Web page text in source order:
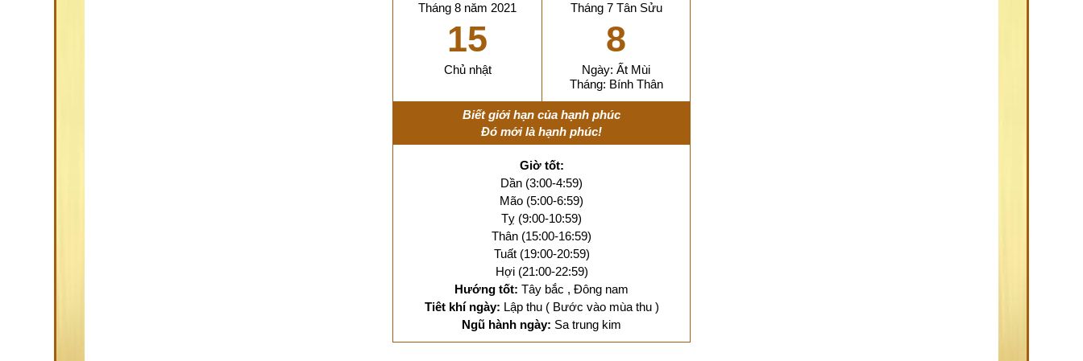
Tháng 8 năm 2021
15
Chủ nhật
Tháng 7 Tân Sửu
8
Ngày: Ất Mùi
Tháng: Bính Thân
Biết giới hạn của hạnh phúc
Đó mới là hạnh phúc!
Giờ tốt:
Dần (3:00-4:59)
Mão (5:00-6:59)
Tỵ (9:00-10:59)
Thân (15:00-16:59)
Tuất (19:00-20:59)
Hợi (21:00-22:59)
Hướng tốt: Tây bắc , Đông nam
Tiêt khí ngày: Lập thu ( Bước vào mùa thu )
Ngũ hành ngày: Sa trung kim